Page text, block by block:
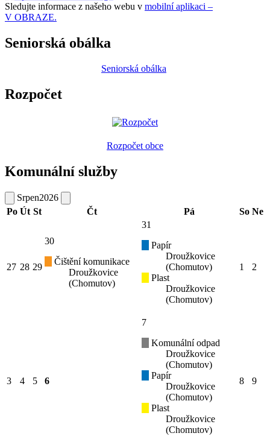
Sledujte informace z našeho webu v mobilní aplikaci –
V OBRAZE.
Seniorská obálka
Seniorská obálka
Rozpočet
Rozpočet obce
Komunální služby
Srpen2026
Po Út St Čt Pá So Ne
27 28 29
30
Čištění komunikace
Droužkovice
(Chomutov)
31
Papír
Droužkovice
(Chomutov)
Plast
Droužkovice
(Chomutov)
1 2
3 4 5 6
7
Komunální odpad
Droužkovice
(Chomutov)
Papír
Droužkovice
(Chomutov)
Plast
Droužkovice
(Chomutov)
8 9